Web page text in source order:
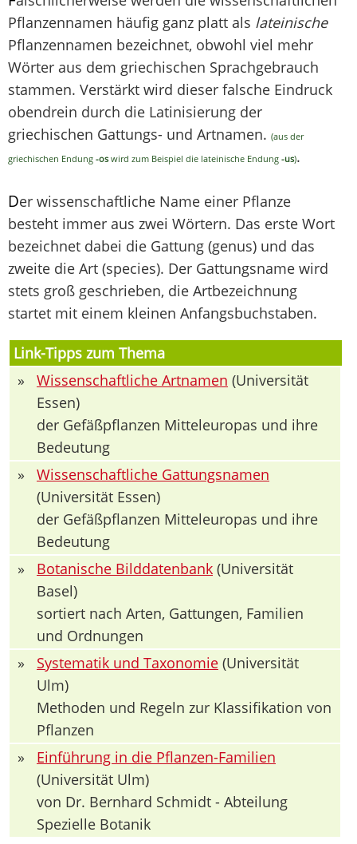
Pflanzennamen häufig ganz platt als lateinische
Pflanzennamen bezeichnet, obwohl viel mehr
Wörter aus dem griechischen Sprachgebrauch
stammen. Verstärkt wird dieser falsche Eindruck
obendrein durch die Latinisierung der
griechischen Gattungs- und Artnamen. (aus der
griechischen Endung -os wird zum Beispiel die lateinische Endung -us).
Der wissenschaftliche Name einer Pflanze
besteht immer aus zwei Wörtern. Das erste Wort
bezeichnet dabei die Gattung (genus) und das
zweite die Art (species). Der Gattungsname wird
stets groß geschrieben, die Artbezeichnung
startet mit einem kleinen Anfangsbuchstaben.
Link-Tipps zum Thema
»
Wissenschaftliche Artnamen (Universität
Essen)
der Gefäßpflanzen Mitteleuropas und ihre
Bedeutung
»
Wissenschaftliche Gattungsnamen
(Universität Essen)
der Gefäßpflanzen Mitteleuropas und ihre
Bedeutung
»
Botanische Bilddatenbank (Universität
Basel)
sortiert nach Arten, Gattungen, Familien
und Ordnungen
»
Systematik und Taxonomie (Universität
Ulm)
Methoden und Regeln zur Klassifikation von
Pflanzen
»
Einführung in die Pflanzen-Familien
(Universität Ulm)
von Dr. Bernhard Schmidt - Abteilung
Spezielle Botanik